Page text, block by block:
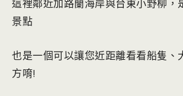
這裡鄰近加路蘭海岸與台東小野柳，
景點
也是一個可以讓您近距離看看船隻、
方唷!